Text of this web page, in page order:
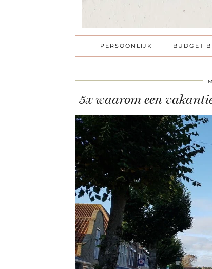
PERSOONLIJK BUDGET
5x waarom een